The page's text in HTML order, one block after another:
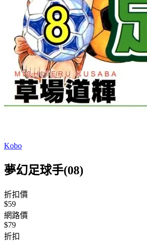
Kobo
夢幻足球手(08)
折扣價
$59
網路價
$79
折扣